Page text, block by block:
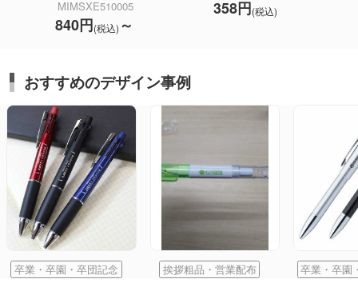
MIMSXE510005
840円(税込) ～
358円(税込)
おすすめのデザイン事例
卒業・卒園・卒団記念 挨拶粗品・営業配布 卒業・卒園